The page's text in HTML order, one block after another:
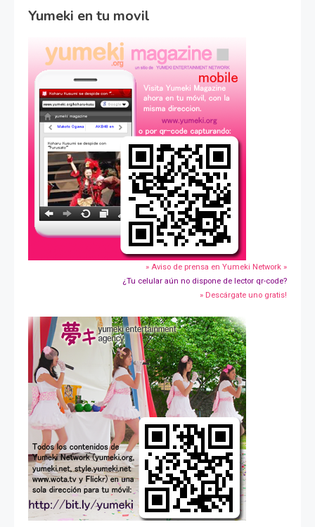
Yumeki en tu movil
» Aviso de prensa en Yumeki Network »
¿Tu celular aún no dispone de lector qr-code?
» Descárgate uno gratis!